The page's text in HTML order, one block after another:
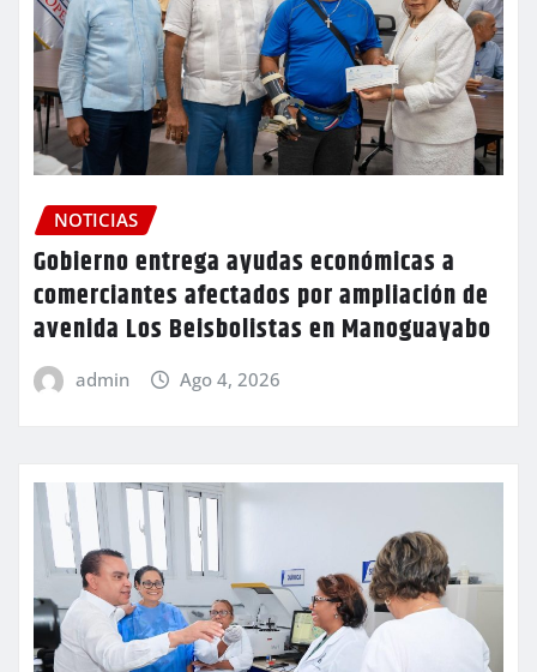
NOTICIAS
Gobierno entrega ayudas económicas a
comerciantes afectados por ampliación de
avenida Los Beisbolistas en Manoguayabo
admin Ago 4, 2026